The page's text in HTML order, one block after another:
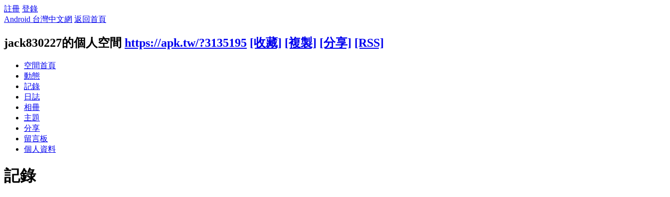
註冊 登錄
Android 台灣中文網 返回首頁
jack830227的個人空間 https://apk.tw/?3135195 [收藏] [複製] [分享] [RSS]
空間首頁
動態
記錄
日誌
相冊
主題
分享
留言板
個人資料
記錄